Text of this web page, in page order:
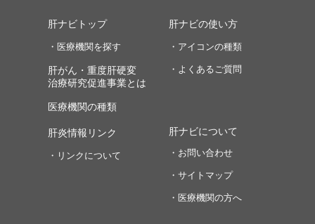
肝ナビトップ
・医療機関を探す
肝がん・重度肝硬変
治療研究促進事業とは
医療機関の種類
肝ナビの使い方
・アイコンの種類
・よくあるご質問
肝炎情報リンク
・リンクについて
肝ナビについて
・お問い合わせ
・サイトマップ
・医療機関の方へ